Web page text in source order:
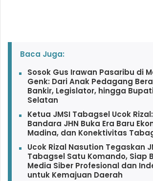
Baca Juga:
Sosok Gus Irawan Pasaribu di
Genk: Dari Anak Pedagang
Bankir, Legislator, hingga
Selatan
Ketua JMSI Tabagsel Ucok
Bandara JHN Buka Era Baru
Madina, dan Konektivitas
Ucok Rizal Nasution Tegaskan
Tabagsel Satu Komando, Siap
Media Siber Profesional dan
untuk Kemajuan Daerah